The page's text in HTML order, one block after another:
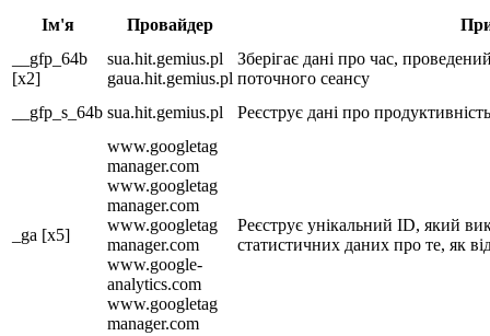
Ім'я Провайдер
__gfp_64b
[x2]
sua.hit.gemius.pl
gaua.hit.gemius.pl
Зберігає дані про час,
поточного сеансу
__gfp_s_64b sua.hit.gemius.pl Реєструє дані про
_ga [x5]
www.googletag
manager.com
www.googletag
manager.com
www.googletag
manager.com
www.google-
analytics.com
www.googletag
manager.com
Реєструє унікальний ID, який
статистичних даних про те, як